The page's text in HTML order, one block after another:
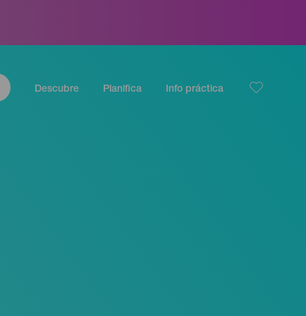
Descubre Planifica Info práctica